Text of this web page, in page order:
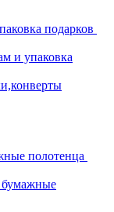
подарков
и упаковка
полотенца
бумажные